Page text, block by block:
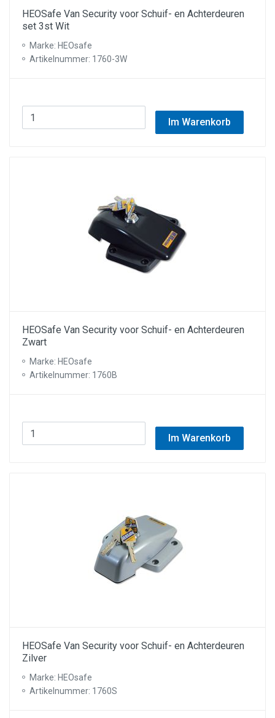
HEOSafe Van Security voor Schuif- en Achterdeuren
set 3st Wit
Marke: HEOsafe
Artikelnummer: 1760-3W
Im Warenkorb
HEOSafe Van Security voor Schuif- en Achterdeuren
Zwart
Marke: HEOsafe
Artikelnummer: 1760B
Im Warenkorb
HEOSafe Van Security voor Schuif- en Achterdeuren
Zilver
Marke: HEOsafe
Artikelnummer: 1760S